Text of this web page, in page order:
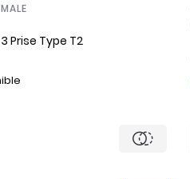
Prise Type T2